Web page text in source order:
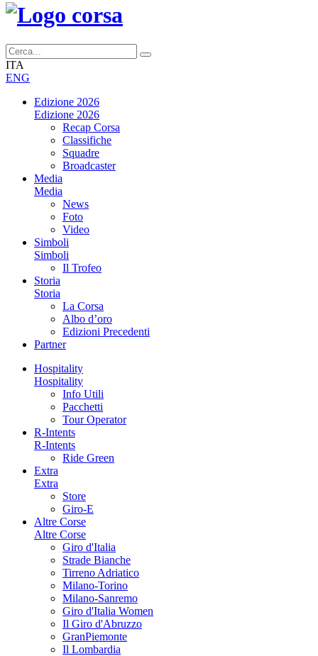
ITA
ENG
Edizione 2026
Edizione 2026
Recap Corsa
Classifiche
Squadre
Broadcaster
Media
Media
News
Foto
Video
Simboli
Simboli
Il Trofeo
Storia
Storia
La Corsa
Albo d’oro
Edizioni Precedenti
Partner
Hospitality
Hospitality
Info Utili
Pacchetti
Tour Operator
R-Intents
R-Intents
Ride Green
Extra
Extra
Store
Giro-E
Altre Corse
Altre Corse
Giro d'Italia
Strade Bianche
Tirreno Adriatico
Milano-Torino
Milano-Sanremo
Giro d'Italia Women
Il Giro d'Abruzzo
GranPiemonte
Il Lombardia